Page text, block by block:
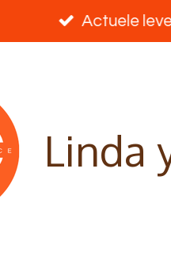
Actuele
Linda